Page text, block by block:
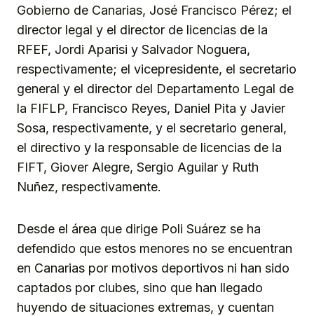
Gobierno de Canarias, José Francisco Pérez; el
director legal y el director de licencias de la
RFEF, Jordi Aparisi y Salvador Noguera,
respectivamente; el vicepresidente, el secretario
general y el director del Departamento Legal de
la FIFLP, Francisco Reyes, Daniel Pita y Javier
Sosa, respectivamente, y el secretario general,
el directivo y la responsable de licencias de la
FIFT, Giover Alegre, Sergio Aguilar y Ruth
Nuñez, respectivamente.
Desde el área que dirige Poli Suárez se ha
defendido que estos menores no se encuentran
en Canarias por motivos deportivos ni han sido
captados por clubes, sino que han llegado
huyendo de situaciones extremas, y cuentan